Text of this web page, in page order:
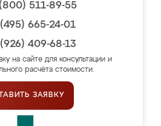
511-89-55
665-24-01
409-68-13
на сайте для консультации и
расчёта стоимости.
ЗАЯВКУ